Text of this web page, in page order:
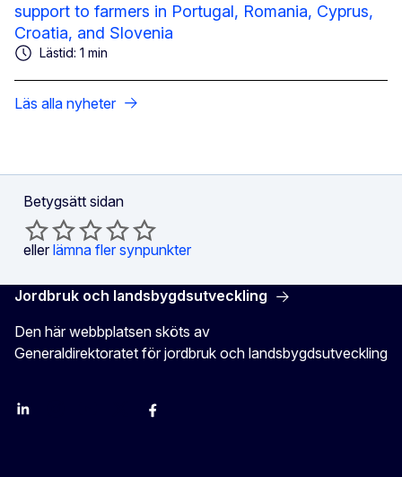
support to farmers in Portugal, Romania, Cyprus,
Croatia, and Slovenia
Lästid: 1 min
Läs alla nyheter
Betygsätt sidan
eller lämna fler synpunkter
Jordbruk och landsbygdsutveckling
Den här webbplatsen sköts av
Generaldirektoratet för jordbruk och landsbygdsutveckling
LinkedIn Facebook